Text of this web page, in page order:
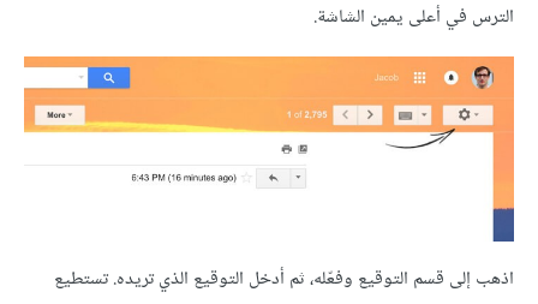
الترس في أعلى يمين الشاشة.
اذهب إلى قسم التوقيع وفعّله، ثم أدخل التوقيع الذي تريده. تستطيع